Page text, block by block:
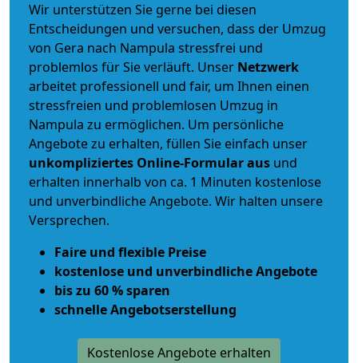
Wir unterstützen Sie gerne bei diesen
Entscheidungen und versuchen, dass der Umzug
von Gera nach Nampula stressfrei und
problemlos für Sie verläuft. Unser Netzwerk
arbeitet professionell und fair, um Ihnen einen
stressfreien und problemlosen Umzug in
Nampula zu ermöglichen. Um persönliche
Angebote zu erhalten, füllen Sie einfach unser
unkompliziertes Online-Formular aus und
erhalten innerhalb von ca. 1 Minuten kostenlose
und unverbindliche Angebote. Wir halten unsere
Versprechen.
Faire und flexible Preise
kostenlose und unverbindliche Angebote
bis zu 60 % sparen
schnelle Angebotserstellung
Kostenlose Angebote erhalten